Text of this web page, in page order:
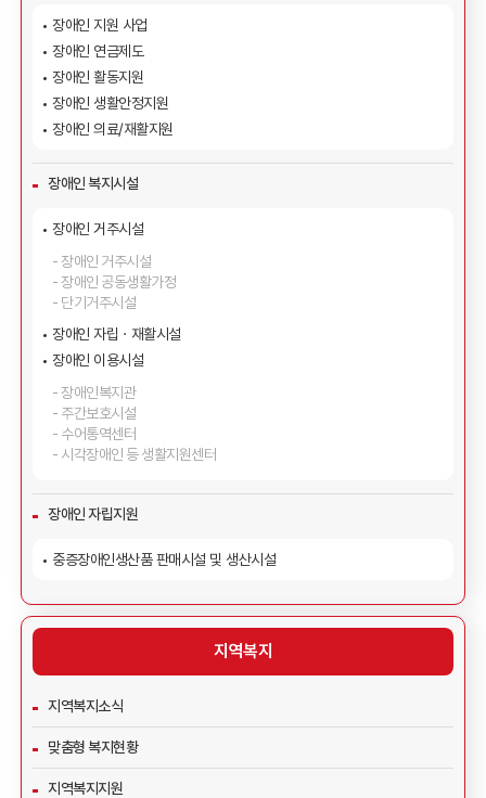
장애인 지원 사업
장애인 연금제도
장애인 활동지원
장애인 생활안정지원
장애인 의료/재활지원
장애인 복지시설
장애인 거주시설
장애인 거주시설
장애인 공동생활가정
단기거주시설
장애인 자립ㆍ재활시설
장애인 이용시설
장애인복지관
주간보호시설
수어통역센터
시각장애인 등 생활지원센터
장애인 자립지원
중증장애인생산품 판매시설 및 생산시설
지역복지
지역복지소식
맞춤형 복지현황
지역복지지원